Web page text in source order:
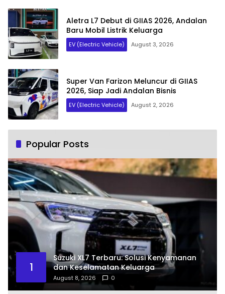
Aletra L7 Debut di GIIAS 2026, Andalan
Baru Mobil Listrik Keluarga
EV (Electric Vehicle) August 3, 2026
Super Van Farizon Meluncur di GIIAS
2026, Siap Jadi Andalan Bisnis
EV (Electric Vehicle) August 2, 2026
Popular Posts
1
Suzuki XL7 Terbaru: Solusi Kenyamanan
dan Keselamatan Keluarga
August 8, 2026 0